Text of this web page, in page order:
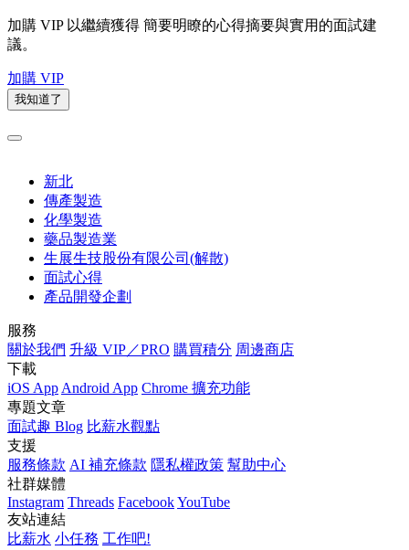
加購 VIP 以繼續獲得 簡要明瞭的心得摘要與實用的面試建
議。
加購 VIP
我知道了
新北
傳產製造
化學製造
藥品製造業
生展生技股份有限公司(解散)
面試心得
產品開發企劃
服務
關於我們 升級 VIP／PRO 購買積分 周邊商店
下載
iOS App Android App Chrome 擴充功能
專題文章
面試趣 Blog 比薪水觀點
支援
服務條款 AI 補充條款 隱私權政策 幫助中心
社群媒體
Instagram Threads FacebookYouTube
友站連結
比薪水 小任務 工作吧!